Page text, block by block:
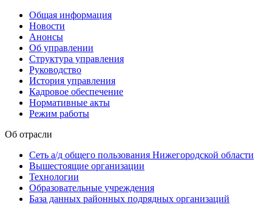
Общая информация
Новости
Анонсы
Об управлении
Структура управления
Руководство
История управления
Кадровое обеспечение
Нормативные акты
Режим работы
Об отрасли
Сеть а/д общего пользования Нижегородской области
Вышестоящие организации
Технологии
Образовательные учреждения
База данных районных подрядных организаций